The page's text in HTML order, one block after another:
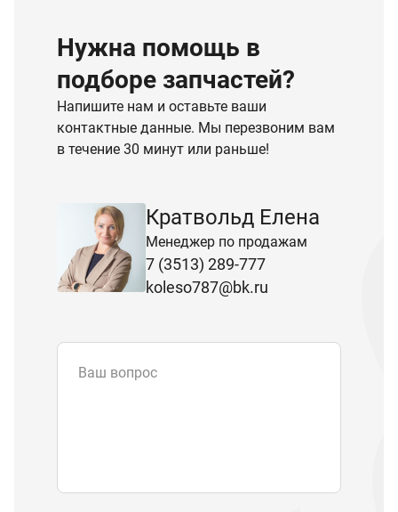
Нужна помощь в
подборе запчастей?
Напишите нам и оставьте ваши
контактные данные. Мы перезвоним вам
в течение 30 минут или раньше!
Кратвольд Елена
Менеджер по продажам
7 (3513) 289-777
koleso787@bk.ru
Ваш вопрос